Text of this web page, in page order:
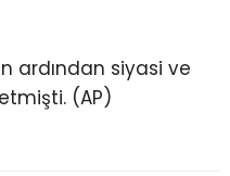
ardından siyasi ve
(AP)